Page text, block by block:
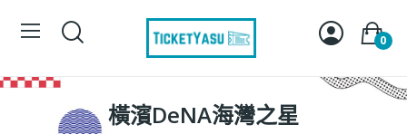
0
橫濱DeNA海灣之星